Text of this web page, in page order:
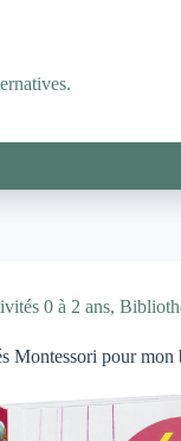
0 à 2 ans,
Montessori pour mon